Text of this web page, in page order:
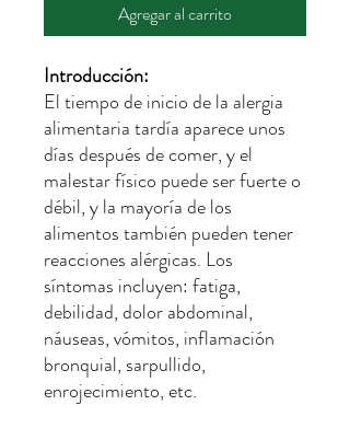
Agregar al carrito
Introducción:
El tiempo de inicio de la alergia
alimentaria tardía aparece unos
días después de comer, y el
malestar físico puede ser fuerte o
débil, y la mayoría de los
alimentos también pueden tener
reacciones alérgicas. Los
síntomas incluyen: fatiga,
debilidad, dolor abdominal,
náuseas, vómitos, inflamación
bronquial, sarpullido,
enrojecimiento, etc.